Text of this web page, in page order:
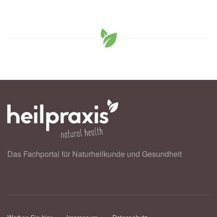
Das Fachportal für Naturheilkunde und Gesundheit